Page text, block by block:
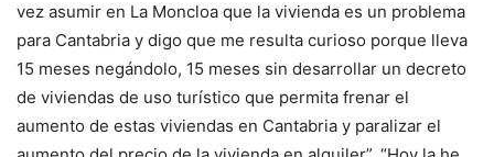
vez asumir en La Moncloa que la vivienda es un problema
para Cantabria y digo que me resulta curioso porque lleva
15 meses negándolo, 15 meses sin desarrollar un decreto
de viviendas de uso turístico que permita frenar el
aumento de estas viviendas en Cantabria y paralizar el